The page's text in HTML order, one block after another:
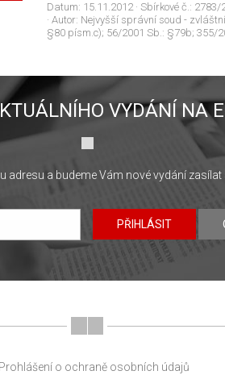
Datum: 15.11.2012· Sbírkové č.: 2783/
· Autor: Nejvyšší správní soud -
§80 písm.c); 56/2001 Sb.: §79b; 355/
VYDÁNÍ NA
adresu a budeme Vám nové vydání
PŘIHLÁSIT
Prohlášení o ochraně osobních údajů